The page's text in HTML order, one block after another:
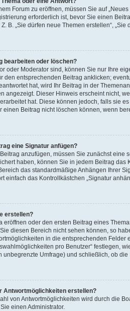
Forum zu eröffnen, müssen Sie auf
erforderlich ist, bevor Sie einen
B. „Sie dürfen neue Themen erstellen“,
bearbeiten oder löschen?
oder Moderator sind, können Sie nur Ihre
den entsprechenden Beitrag anklicken;
hat, wird Ihr Beitrag in der
angezeigt. Dieser Hinweis erscheint nicht,
hat. Diese können jedoch, falls sie
einen Beitrag nicht löschen können, wenn
eine Signatur anfügen?
anzufügen, müssen Sie zunächst
haben, können Sie in jedem Beitrag
das standardmäßige Anhängen Ihrer
einfach das Kontrollkästchen „Signatur
erstellen?
eröffnen oder den ersten Beitrag eines
diesen Bereich nicht sehen können, so
in die entsprechenden
pro Benutzer“ festlegen,
unbegrenzte Umfrage) und schließlich, ob
Antwortmöglichkeiten erstellen?
von Antwortmöglichkeiten wird durch die
einen Administrator.